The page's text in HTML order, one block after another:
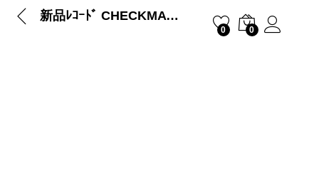
新品ﾚｺｰﾄﾞ CHECKMATE – BAIT &#03…
0 0